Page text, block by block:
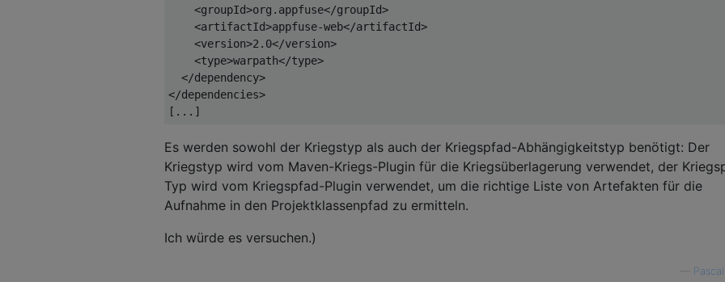
<groupId>org.appfuse</groupId>
<artifactId>appfuse-web</artifactId>
<version>2.0</version>
<type>warpath</type>
</dependency>
</dependencies>
[...]
Es werden sowohl der Kriegstyp als auch der Kriegspfad-Abhängigkeitstyp benötigt: Der
Kriegstyp wird vom Maven-Kriegs-Plugin für die Kriegsüberlagerung verwendet, der
Typ wird vom Kriegspfad-Plugin verwendet, um die richtige Liste von Artefakten für die
Aufnahme in den Projektklassenpfad zu ermitteln.
Ich würde es versuchen.)